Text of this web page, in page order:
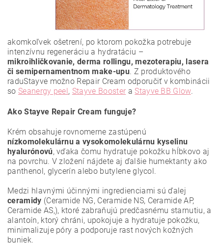
akomkoľvek ošetrení, po ktorom pokožka potrebuje
intenzívnu regeneráciu a hydratáciu –
mikroihličkovanie, derma rollingu, mezoterapiu, lasera
či semipernamentnom make-upu. Z produktového
raduStayve možno Repair Cream odporučiť v kombinácii
so Seanergy peel, Stayve Booster a Stayve BB Glow.
Ako Stayve Repair Cream funguje?
Krém obsahuje rovnomerne zastúpenú
nízkomolekulárnu a vysokomolekulárnu kyselinu
hyalurónovú, vďaka čomu hydratuje pokožku hĺbkovo aj
na povrchu. V zložení nájdete aj ďalšie humektanty ako
panthenol, glycerín alebo butylene glycol.
Medzi hlavnými účinnými ingredienciami sú ďalej
ceramidy (Ceramide NG, Ceramide NS, Ceramide AP,
Ceramide AS,), ktoré zabraňujú predčasnému starnutiu, a
alantoín, ktorý chráni, upokojuje a hydratuje pokožku,
minimalizuje póry a podporuje rast nových kožných
buniek.